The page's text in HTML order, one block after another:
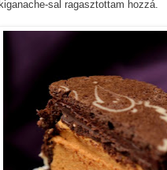
sal ragasztottam hozzá.